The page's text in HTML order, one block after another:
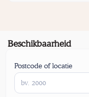
Beschikbaarheid
Postcode of locatie